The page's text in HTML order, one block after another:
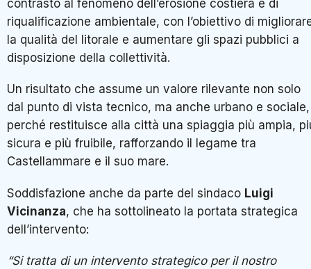
contrasto al fenomeno dell’erosione costiera e di
riqualificazione ambientale, con l’obiettivo di
la qualità del litorale e aumentare gli spazi pubblici a
disposizione della collettività.
Un risultato che assume un valore rilevante non solo
dal punto di vista tecnico, ma anche urbano e sociale,
perché restituisce alla città una spiaggia più ampia,
sicura e più fruibile, rafforzando il legame tra
Castellammare e il suo mare.
Soddisfazione anche da parte del sindaco Luigi
Vicinanza, che ha sottolineato la portata strategica
dell’intervento:
“Si tratta di un intervento strategico per il nostro